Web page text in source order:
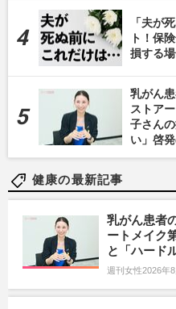
「夫が
ト！保
損する
乳がん
ストア
子さん
い」啓
健康の最新記事
乳がん患者
ートメイク
と「ハード
週刊女性2026年